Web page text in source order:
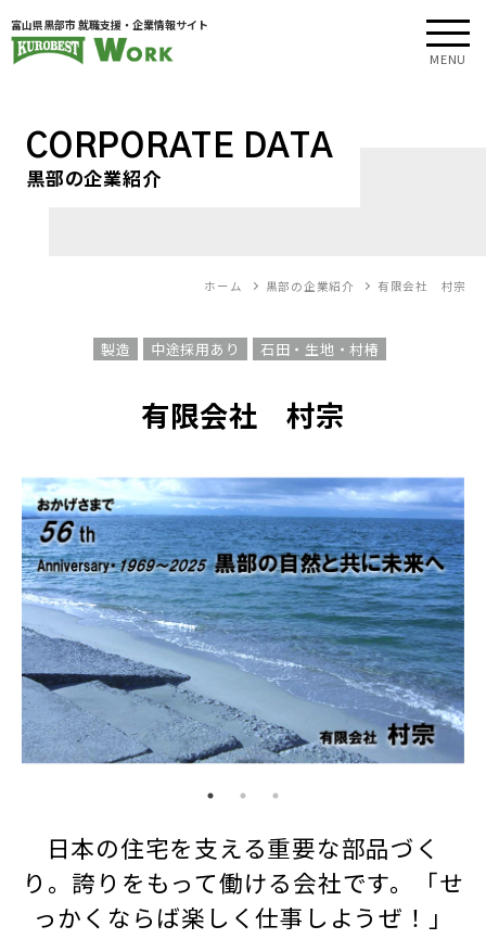
富山県黒部市 就職支援・企業情報サイト
MENU
CORPORATE DATA
黒部の企業紹介
ホーム 黒部の企業紹介 有限会社 村宗
製造 中途採用あり 石田・生地・村椿
有限会社 村宗
日本の住宅を支える重要な部品づく
り。誇りをもって働ける会社です。「せ
っかくならば楽しく仕事しようぜ！」